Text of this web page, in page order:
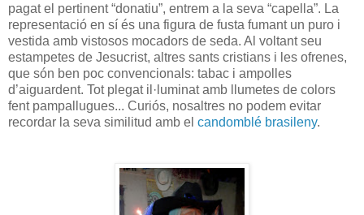
pagat el pertinent “donatiu”, entrem a la seva “capella”. La
representació en sí és una figura de fusta fumant un puro i
vestida amb vistosos mocadors de seda. Al voltant seu
estampetes de Jesucrist, altres sants cristians i les ofrenes,
que són ben poc convencionals: tabac i ampolles
d’aiguardent. Tot plegat il·luminat amb llumetes de colors
fent pampallugues... Curiós, nosaltres no podem evitar
recordar la seva similitud amb el candomblé brasileny.